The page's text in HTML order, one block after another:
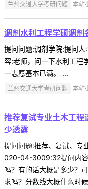
兰州交通大学考研问题 本站
调剂水利工程学硕调剂
提问问题:调剂学院:提问
容:老师，问一下水利工程
一志愿基本已满。 ...
兰州交通大学考研问题 本站
推荐复试专业土木工程
少透露
提问问题:推荐、复试、专
020-04-3009:32提问内容
吗？有的话大概是多少？
求吗？分数线大概什么时